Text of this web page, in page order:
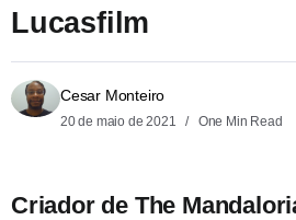
Lucasfilm
Cesar Monteiro
20 de maio de 2021 One Min Read
Criador de The